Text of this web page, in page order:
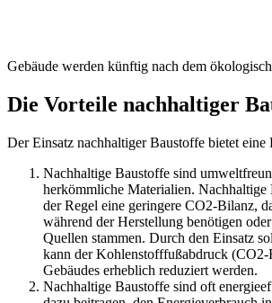
Gebäude werden künftig nach dem
Die Vorteile nachhaltiger
Der Einsatz nachhaltiger Baustoffe bietet eine
Nachhaltige Baustoffe sind
herkömmliche Materialien. Nachhaltige
der Regel eine geringere CO2-Bilanz,
während der Herstellung benötigen oder
Quellen stammen. Durch den Einsatz
kann der Kohlenstofffußabdruck (CO2-
Gebäudes erheblich reduziert werden.
Nachhaltige Baustoffe sind oft